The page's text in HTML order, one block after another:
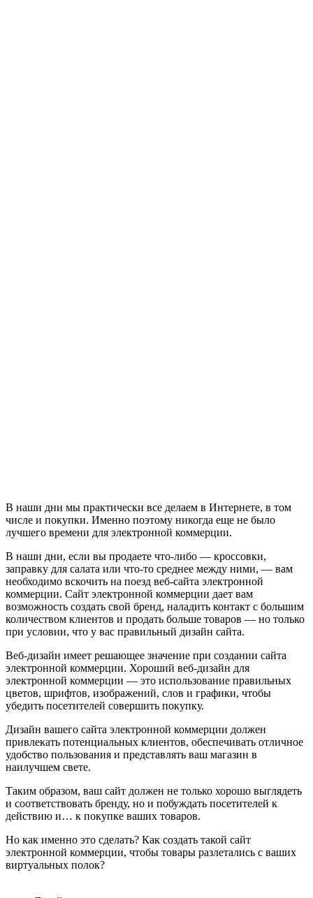
В наши дни мы практически все делаем в Интернете, в том
числе и покупки. Именно поэтому никогда еще не было
лучшего времени для электронной коммерции.
В наши дни, если вы продаете что-либо — кроссовки,
заправку для салата или что-то среднее между ними, — вам
необходимо вскочить на поезд веб-сайта электронной
коммерции. Сайт электронной коммерции дает вам
возможность создать свой бренд, наладить контакт с большим
количеством клиентов и продать больше товаров — но только
при условии, что у вас правильный дизайн сайта.
Веб-дизайн имеет решающее значение при создании сайта
электронной коммерции. Хороший веб-дизайн для
электронной коммерции — это использование правильных
цветов, шрифтов, изображений, слов и графики, чтобы
убедить посетителей совершить покупку.
Дизайн вашего сайта электронной коммерции должен
привлекать потенциальных клиентов, обеспечивать отличное
удобство пользования и представлять ваш магазин в
наилучшем свете.
Таким образом, ваш сайт должен не только хорошо выглядеть
и соответствовать бренду, но и побуждать посетителей к
действию и… к покупке ваших товаров.
Но как именно это сделать? Как создать такой сайт
электронной коммерции, чтобы товары разлетались с ваших
виртуальных полок?